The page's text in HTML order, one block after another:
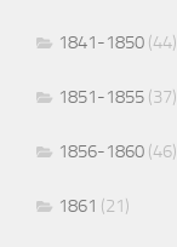
1841-1850 (44)
1851-1855 (37)
1856-1860 (46)
1861 (21)